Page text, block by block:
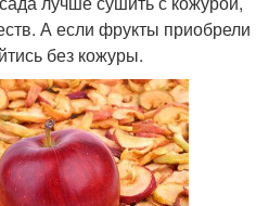
А если фрукты приобрели
без кожуры.